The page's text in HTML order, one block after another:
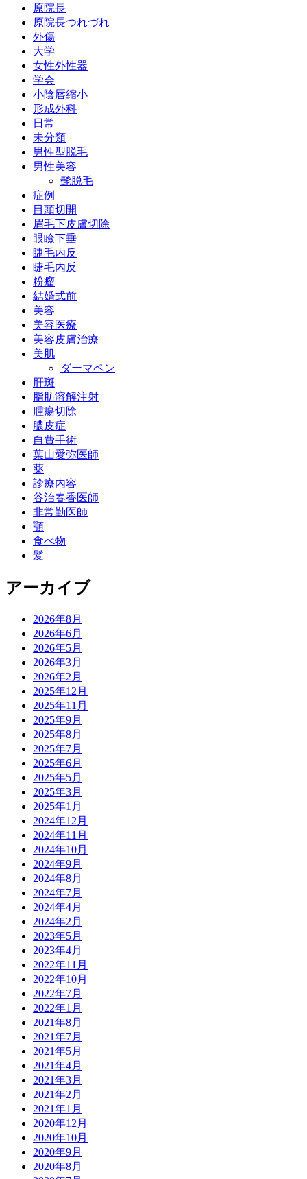
原院長
原院長つれづれ
外傷
大学
女性外性器
学会
小陰唇縮小
形成外科
日常
未分類
男性型脱毛
男性美容
髭脱毛
症例
目頭切開
眉毛下皮膚切除
眼瞼下垂
睫毛内反
睫毛内反
粉瘤
結婚式前
美容
美容医療
美容皮膚治療
美肌
ダーマペン
肝斑
脂肪溶解注射
腫瘍切除
膿皮症
自費手術
葉山愛弥医師
薬
診療内容
谷治春香医師
非常勤医師
顎
食べ物
髪
アーカイブ
2026年8月
2026年6月
2026年5月
2026年3月
2026年2月
2025年12月
2025年11月
2025年9月
2025年8月
2025年7月
2025年6月
2025年5月
2025年3月
2025年1月
2024年12月
2024年11月
2024年10月
2024年9月
2024年8月
2024年7月
2024年4月
2024年2月
2023年5月
2023年4月
2022年11月
2022年10月
2022年7月
2022年1月
2021年8月
2021年7月
2021年5月
2021年4月
2021年3月
2021年2月
2021年1月
2020年12月
2020年10月
2020年9月
2020年8月